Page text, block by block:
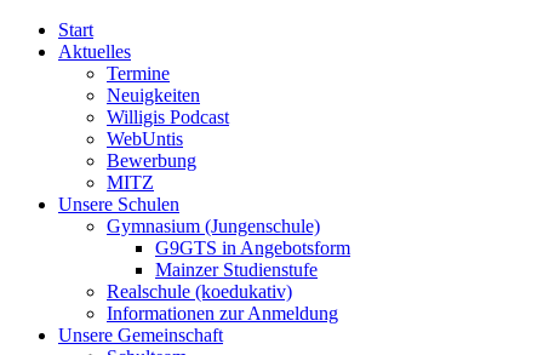
Start
Aktuelles
Termine
Neuigkeiten
Willigis Podcast
WebUntis
Bewerbung
MITZ
Unsere Schulen
Gymnasium (Jungenschule)
G9GTS in Angebotsform
Mainzer Studienstufe
Realschule (koedukativ)
Informationen zur Anmeldung
Unsere Gemeinschaft